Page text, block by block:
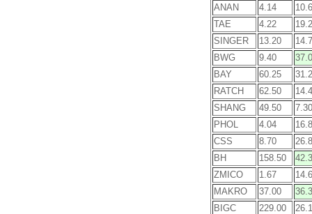
ANAN
4.14
TAE
4.22
SINGER
13.20
BWG
9.40
BAY
60.25
RATCH
62.50
SHANG
49.50
7.30
PHOL
4.04
CSS
8.70
BH
158.50
ZMICO
1.67
MAKRO
37.00
BIGC
229.00